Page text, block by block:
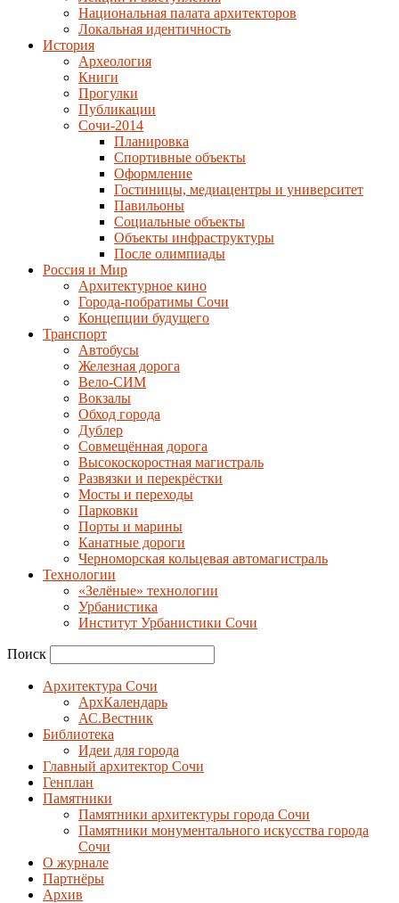
Национальная палата архитекторов
Локальная идентичность
История
Археология
Книги
Прогулки
Публикации
Сочи-2014
Планировка
Спортивные объекты
Оформление
Гостиницы, медиацентры и университет
Павильоны
Социальные объекты
Объекты инфраструктуры
После олимпиады
Россия и Мир
Архитектурное кино
Города-побратимы Сочи
Концепции будущего
Транспорт
Автобусы
Железная дорога
Вело-СИМ
Вокзалы
Обход города
Дублер
Совмещённая дорога
Высокоскоростная магистраль
Развязки и перекрёстки
Мосты и переходы
Парковки
Порты и марины
Канатные дороги
Черноморская кольцевая автомагистраль
Технологии
«Зелёные» технологии
Урбанистика
Институт Урбанистики Сочи
Поиск
Архитектура Сочи
АрхКалендарь
АС.Вестник
Библиотека
Идеи для города
Главный архитектор Сочи
Генплан
Памятники
Памятники архитектуры города Сочи
Памятники монументального искусства города
Сочи
О журнале
Партнёры
Архив